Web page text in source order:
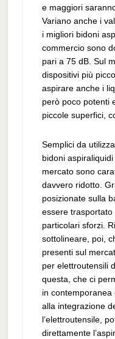
e maggiori
Variano anche i
i migliori bidoni
commercio sono
pari a 75 dB. Sul
dispositivi più
aspirare anche i
però poco potenti
piccole superfici,
Semplici da
bidoni
mercato sono
davvero ridotto.
posizionate sulla
essere
particolari sforzi.
sottolineare, poi,
presenti sul
per elettroutensili
questa, che ci
in contemporanea
alla integrazione
l’elettroutensile,
direttamente